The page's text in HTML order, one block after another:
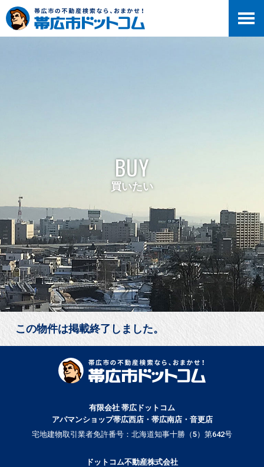
BUY
買いたい
この物件は掲載終了しました。
有限会社 帯広ドットコム
アパマンショップ帯広西店・帯広南店・音更店
宅地建物取引業者免許番号：北海道知事十勝（5）第642号
ドットコム不動産株式会社